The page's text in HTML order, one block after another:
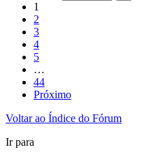
1
2
3
4
5
…
44
Próximo
Voltar ao Índice do Fórum
Ir para